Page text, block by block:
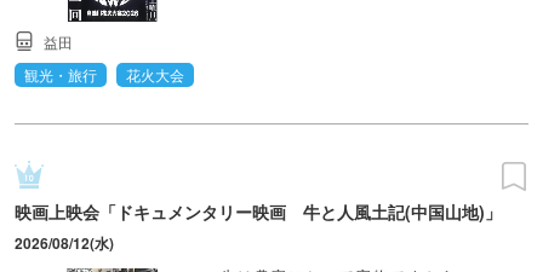
益田
観光・旅行
花火大会
映画上映会「ドキュメンタリー映画 牛と人風土記(中国山地)」
2026/08/12(水)